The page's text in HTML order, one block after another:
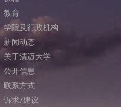
教育
学院及行政机构
新闻动态
关于清迈大学
公开信息
联系方式
诉求/建议